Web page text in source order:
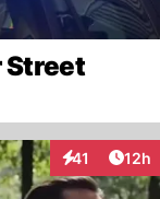
Street
41
Interaktionen
12h